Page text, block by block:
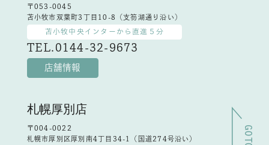
〒053-0045
苫小牧市双葉町3丁目10-8（支笏湖通り沿い）
苫小牧中央インターから直進５分
TEL.0144-32-9673
店舗情報
札幌厚別店
〒004-0022
札幌市厚別区厚別南4丁目34-1（国道274号沿い）